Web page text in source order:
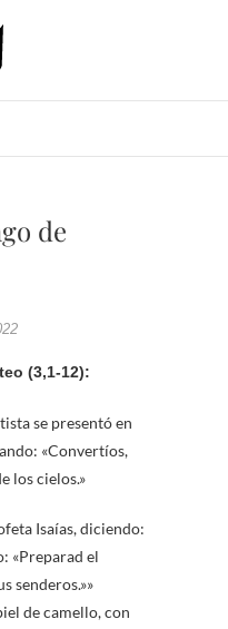
del
de
(3,1-12):
se presentó en
«Convertíos,
los cielos.»
Isaías, diciendo:
«Preparad el
senderos.»»
de camello, con